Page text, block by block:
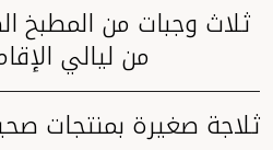
ثلاث وجبات من
من ليالي
ثلاجة صغيرة بمنتجات